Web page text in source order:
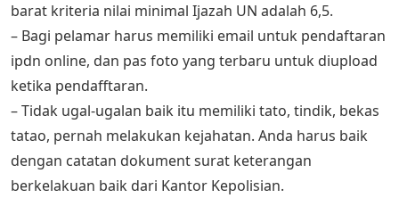
barat kriteria nilai minimal Ijazah UN adalah 6,5.
– Bagi pelamar harus memiliki email untuk pendaftaran
ipdn online, dan pas foto yang terbaru untuk diupload
ketika pendafftaran.
– Tidak ugal-ugalan baik itu memiliki tato, tindik, bekas
tatao, pernah melakukan kejahatan. Anda harus baik
dengan catatan dokument surat keterangan
berkelakuan baik dari Kantor Kepolisian.